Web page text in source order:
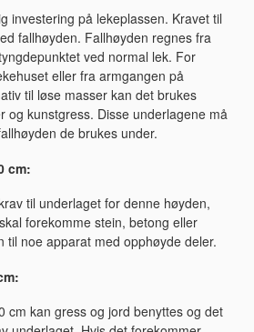
investering på lekeplassen. Kravet til
fallhøyden. Fallhøyden regnes fra
ved normal lek. For
eller fra armgangen på
til løse masser kan det brukes
og kunstgress. Disse underlagene må
de brukes under.
cm:
til underlaget for denne høyden,
forekomme stein, betong eller
til noe apparat med opphøyde deler.
cm kan gress og jord benyttes og det